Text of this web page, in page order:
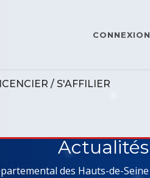
CONNEXION
/ S'AFFILIER
Actualités
des Hauts-de-Seine